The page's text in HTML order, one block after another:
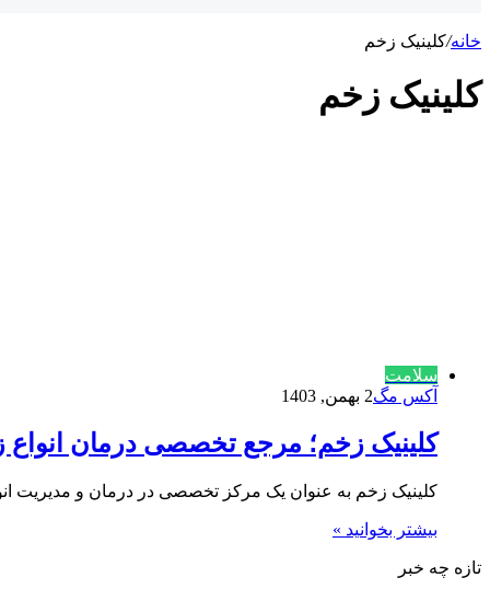
خانه/کلینیک زخم
کلینیک زخم
سلامت
آکس مگ2 بهمن, 1403
کلینیک زخم؛ مرجع تخصصی درمان انواع
کلینیک زخم به عنوان یک مرکز تخصصی در درمان و مدیریت
بیشتر بخوانید »
تازه چه خبر